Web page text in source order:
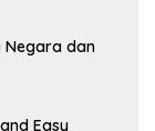
Negara dan
Easy